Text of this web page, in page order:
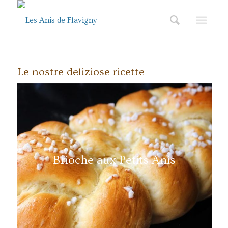
Le nostre deliziose ricette
Brioche aux Petits Anis